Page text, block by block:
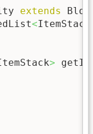
extends
<ItemStack
>